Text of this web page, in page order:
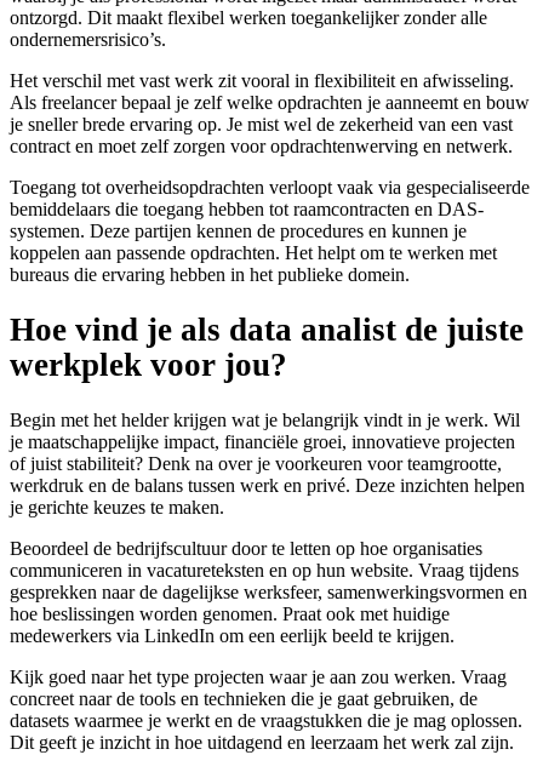
ontzorgd. Dit maakt flexibel werken toegankelijker zonder alle
ondernemersrisico’s.
Het verschil met vast werk zit vooral in flexibiliteit en afwisseling.
Als freelancer bepaal je zelf welke opdrachten je aanneemt en bouw
je sneller brede ervaring op. Je mist wel de zekerheid van een vast
contract en moet zelf zorgen voor opdrachtenwerving en netwerk.
Toegang tot overheidsopdrachten verloopt vaak via gespecialiseerde
bemiddelaars die toegang hebben tot raamcontracten en DAS-
systemen. Deze partijen kennen de procedures en kunnen je
koppelen aan passende opdrachten. Het helpt om te werken met
bureaus die ervaring hebben in het publieke domein.
Hoe vind je als data analist de juiste
werkplek voor jou?
Begin met het helder krijgen wat je belangrijk vindt in je werk. Wil
je maatschappelijke impact, financiële groei, innovatieve projecten
of juist stabiliteit? Denk na over je voorkeuren voor teamgrootte,
werkdruk en de balans tussen werk en privé. Deze inzichten helpen
je gerichte keuzes te maken.
Beoordeel de bedrijfscultuur door te letten op hoe organisaties
communiceren in vacatureteksten en op hun website. Vraag tijdens
gesprekken naar de dagelijkse werksfeer, samenwerkingsvormen en
hoe beslissingen worden genomen. Praat ook met huidige
medewerkers via LinkedIn om een eerlijk beeld te krijgen.
Kijk goed naar het type projecten waar je aan zou werken. Vraag
concreet naar de tools en technieken die je gaat gebruiken, de
datasets waarmee je werkt en de vraagstukken die je mag oplossen.
Dit geeft je inzicht in hoe uitdagend en leerzaam het werk zal zijn.